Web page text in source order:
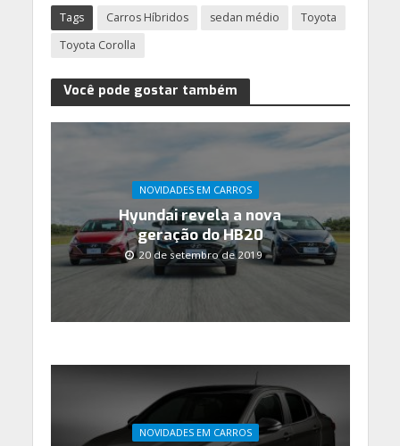
Tags Carros Híbridos sedan médio
Toyota
Toyota Corolla
Você pode gostar também
NOVIDADES EM CARROS
Hyundai revela a nova
geração do HB20
20 de setembro de 2019
NOVIDADES EM CARROS